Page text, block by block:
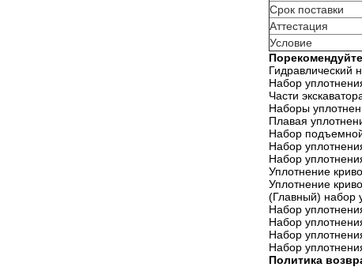
Срок поставки
Аттестация
Условие
Гидравлический
Набор
Части
Наборы
Плавая
Набор
Набор
Набор
Уплотнение
Уплотнение
(Главный) набор
Набор
Набор
Набор
Набор
Политика